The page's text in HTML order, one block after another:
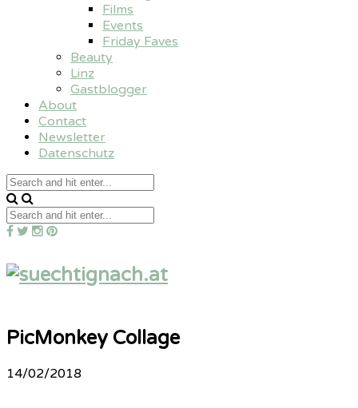
Films
Events
Friday Faves
Beauty
Linz
Gastblogger
About
Contact
Newsletter
Datenschutz
PicMonkey Collage
14/02/2018